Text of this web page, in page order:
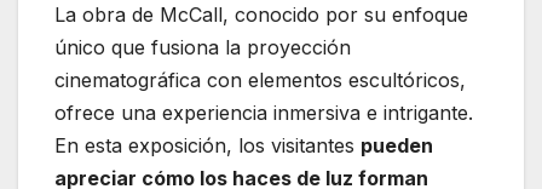
La obra de McCall, conocido por su enfoque
único que fusiona la proyección
cinematográfica con elementos escultóricos,
ofrece una experiencia inmersiva e intrigante.
En esta exposición, los visitantes pueden
apreciar cómo los haces de luz forman